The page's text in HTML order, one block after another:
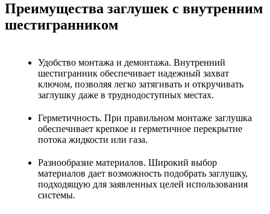
Преимущества заглушек с внутренним
шестигранником
Удобство монтажа и демонтажа. Внутренний
шестигранник обеспечивает надежный захват
ключом, позволяя легко затягивать и откручивать
заглушку даже в труднодоступных местах.
Герметичность. При правильном монтаже заглушка
обеспечивает крепкое и герметичное перекрытие
потока жидкости или газа.
Разнообразие материалов. Широкий выбор
материалов дает возможность подобрать заглушку,
подходящую для заявленных целей использования
системы.